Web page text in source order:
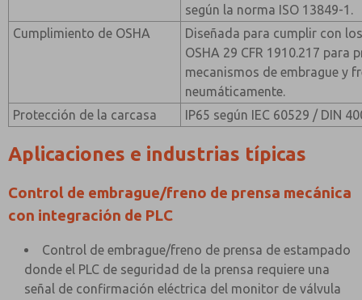
según la norma ISO 13849-1.
Cumplimiento de OSHA
Diseñada para cumplir con
OSHA 29 CFR 1910.217 para
mecanismos de embrague y
neumáticamente.
Protección de la carcasa
IP65 según IEC 60529 / DIN
Aplicaciones e industrias típicas
Control de embrague/freno de prensa mecánica
con integración de PLC
Control de embrague/freno de prensa de estampado
donde el PLC de seguridad de la prensa requiere una
señal de confirmación eléctrica del monitor de válvula